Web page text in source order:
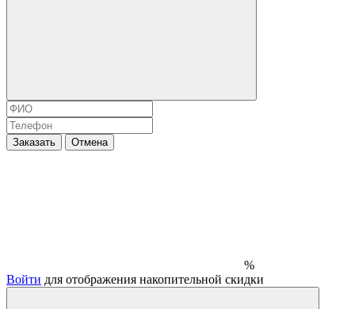
Заказать Отмена
%
Войти для отображения накопительной скидки